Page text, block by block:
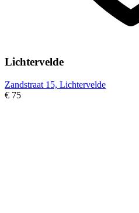
Lichtervelde
Zandstraat 15, Lichtervelde
€ 75